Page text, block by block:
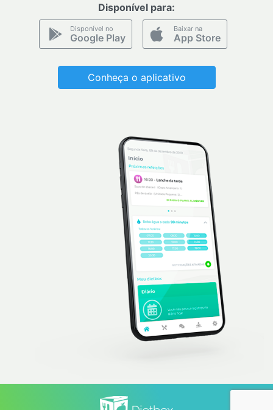
Disponível para:
Disponível no
Google Play
Baixar na
App Store
Conheça o aplicativo